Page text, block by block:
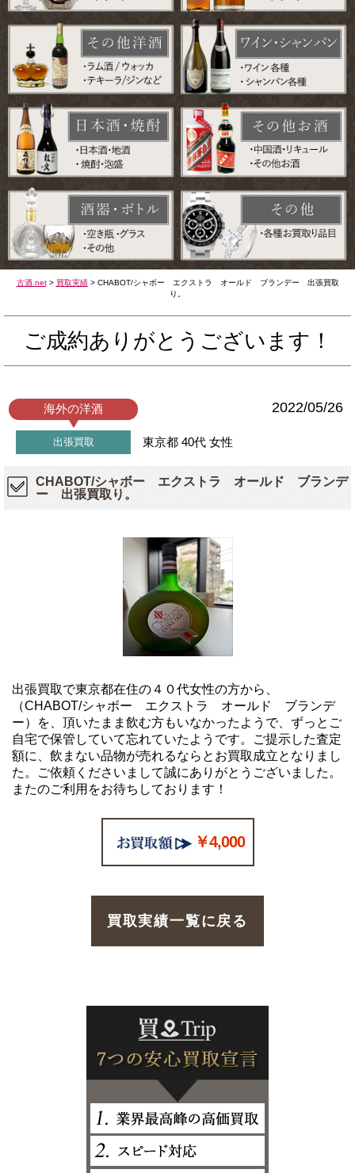
古酒.net> 買取実績> CHABOT/シャボー エクストラ オールド ブランデー 出張買取
り。
ご成約ありがとうございます！
海外の洋酒 2022/05/26
出張買取 東京都 40代 女性
CHABOT/シャボー エクストラ オールド ブランデ
ー 出張買取り。
出張買取で東京都在住の４０代女性の方から、
（CHABOT/シャボー エクストラ オールド ブランデ
ー）を、頂いたまま飲む方もいなかったようで、ずっとご
自宅で保管していて忘れていたようです。ご提示した査定
額に、飲まない品物が売れるならとお買取成立となりまし
た。ご依頼くださいまして誠にありがとうございました。
またのご利用をお待ちしております！
￥4,000
買取実績一覧に戻る